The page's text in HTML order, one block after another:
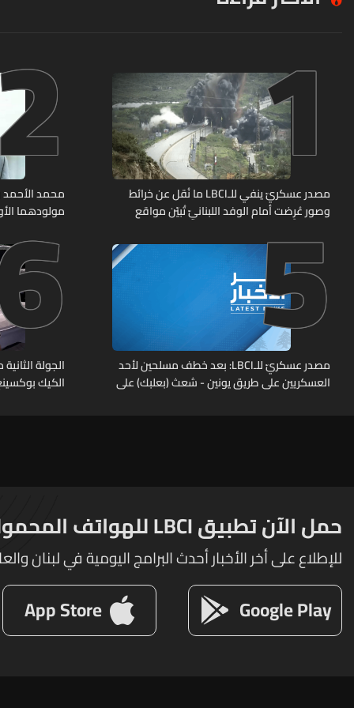
1
مصدر عسكريّ ينفي للـLBCI ما نُقل عن خرائط
وصور عُرِضت أمام الوفد اللبنانيّ تُبيّن مواقع
محمد
مولودهما
5
مصدر عسكريّ للـLBCI: بعد خطف مسلحين لأحد
العسكريين على طريق يونين - شعث (بعلبك) على
الكيك
حمل الآن تطبيق LBCI للهواتف المحمولة
للإطلاع على أخر الأخبار أحدث البرامج اليومية في لبنان
Google Play
App Store